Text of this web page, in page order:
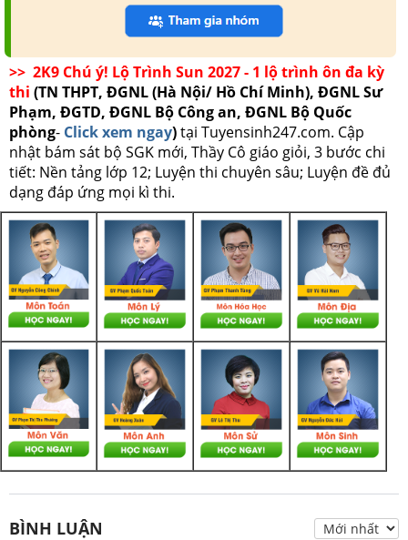
>> 2K9 Chú ý! Lộ Trình Sun 2027 - 1 lộ trình ôn đa kỳ
thi (TN THPT, ĐGNL (Hà Nội/ Hồ Chí Minh), ĐGNL Sư
Phạm, ĐGTD, ĐGNL Bộ Công an, ĐGNL Bộ Quốc
phòng- Click xem ngay)tại Tuyensinh247.com. Cập
nhật bám sát bộ SGK mới, Thầy Cô giáo giỏi, 3 bước chi
tiết: Nền tảng lớp 12; Luyện thi chuyên sâu; Luyện đề đủ
dạng đáp ứng mọi kì thi.
BÌNH LUẬN